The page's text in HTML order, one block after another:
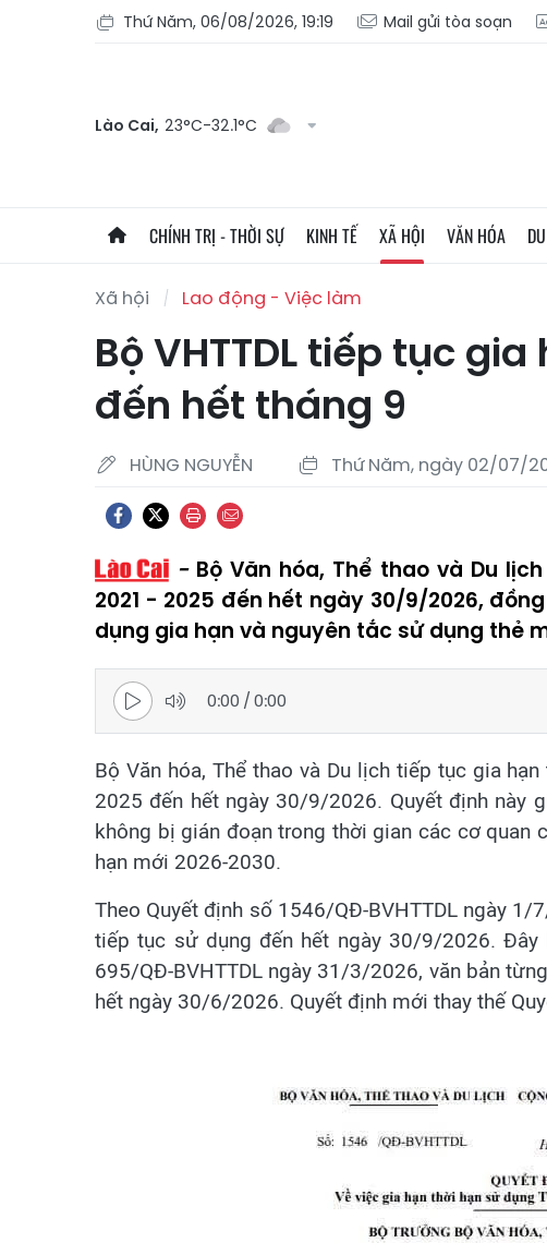
Thứ Năm, 06/08/2026, 19:19 Mail gửi tòa soạn
Lào Cai, 23°C-32.1°C
CHÍNH TRỊ - THỜI SỰ KINH TẾ XÃ HỘI VĂN HÓA
Xã hội Lao động - Việc làm
Bộ VHTTDL tiếp tục
đến hết tháng 9
HÙNG NGUYỄN Thứ Năm, ngày 02/07/
Bộ Văn hóa, Thể thao và Du
2021 - 2025 đến hết ngày 30/9/2026,
dụng gia hạn và nguyên tắc sử dụng thẻ
0:00 /0:00
Bộ Văn hóa, Thể thao và Du lịch tiếp tục gia
2025 đến hết ngày 30/9/2026. Quyết định này
không bị gián đoạn trong thời gian các cơ quan
hạn mới 2026-2030.
Theo Quyết định số 1546/QĐ-BVHTTDL ngày
tiếp tục sử dụng đến hết ngày 30/9/2026.
695/QĐ-BVHTTDL ngày 31/3/2026, văn bản
hết ngày 30/6/2026. Quyết định mới thay thế